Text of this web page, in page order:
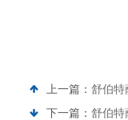
上一篇： 舒伯特
下一篇： 舒伯特